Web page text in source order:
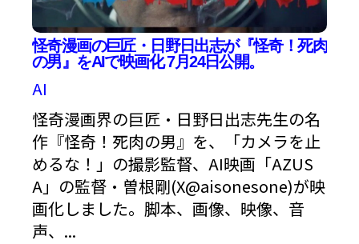
怪奇漫画の巨匠・日野日出志が『怪奇！死肉
の男』をAIで映画化 7月24日公開。
AI
怪奇漫画界の巨匠・日野日出志先生の名
作『怪奇！死肉の男』を、「カメラを止
めるな！」の撮影監督、AI映画「AZUS
A」の監督・曽根剛(X@aisonesone)が映
画化しました。脚本、画像、映像、音
声、...